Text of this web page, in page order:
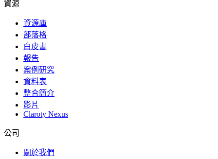
資源
資源庫
部落格
白皮書
報告
案例研究
資料表
整合簡介
影片
Claroty Nexus
公司
關於我們